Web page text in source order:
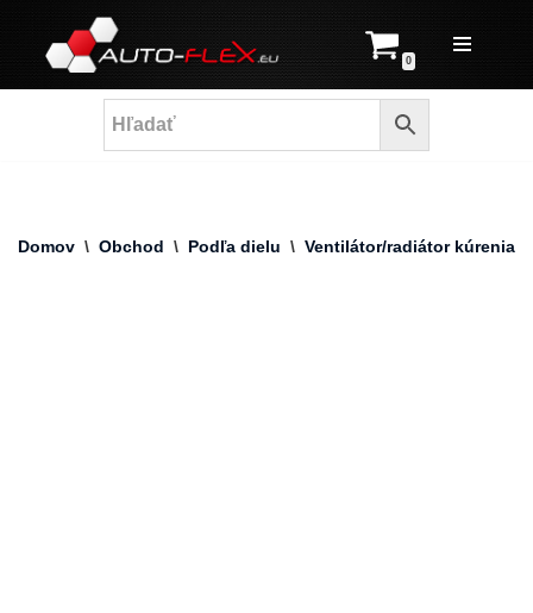
Prejsť
na
0
Domov \ Obchod \ Podľa dielu \ Ventilátor/radiátor kúrenia